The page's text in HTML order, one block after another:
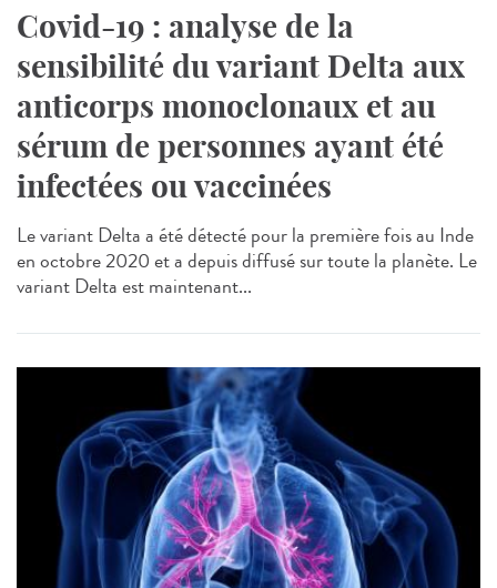
Covid-19 : analyse de la
sensibilité du variant Delta aux
anticorps monoclonaux et au
sérum de personnes ayant été
infectées ou vaccinées
Le variant Delta a été détecté pour la première fois au Inde
en octobre 2020 et a depuis diffusé sur toute la planète. Le
variant Delta est maintenant...